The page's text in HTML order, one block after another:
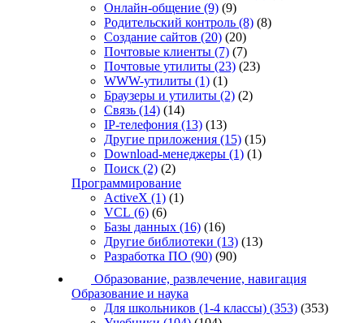
Онлайн-общение (9) (9)
Родительский контроль (8) (8)
Создание сайтов (20) (20)
Почтовые клиенты (7) (7)
Почтовые утилиты (23) (23)
WWW-утилиты (1) (1)
Браузеры и утилиты (2) (2)
Связь (14) (14)
IP-телефония (13) (13)
Другие приложения (15) (15)
Download-менеджеры (1) (1)
Поиск (2) (2)
Программирование
ActiveX (1) (1)
VCL (6) (6)
Базы данных (16) (16)
Другие библиотеки (13) (13)
Разработка ПО (90) (90)
Образование, развлечение, навигация
Образование и наука
Для школьников (1-4 классы) (353) (353)